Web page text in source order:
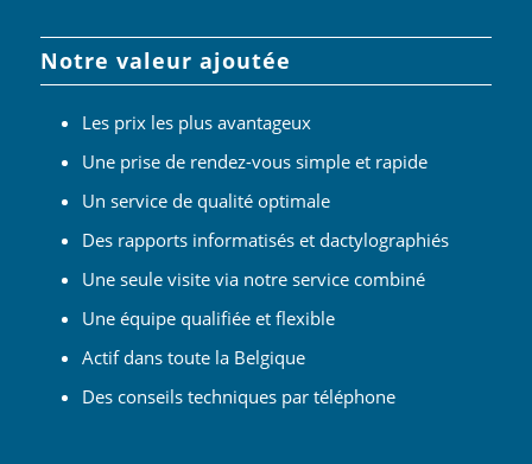
Notre valeur ajoutée
Les prix les plus avantageux
Une prise de rendez-vous simple et rapide
Un service de qualité optimale
Des rapports informatisés et dactylographiés
Une seule visite via notre service combiné
Une équipe qualifiée et flexible
Actif dans toute la Belgique
Des conseils techniques par téléphone